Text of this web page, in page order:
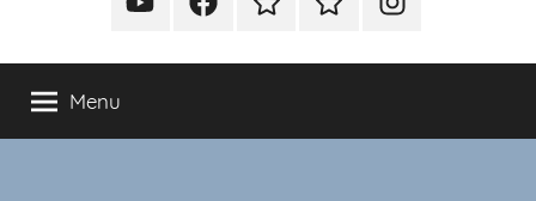
Menu